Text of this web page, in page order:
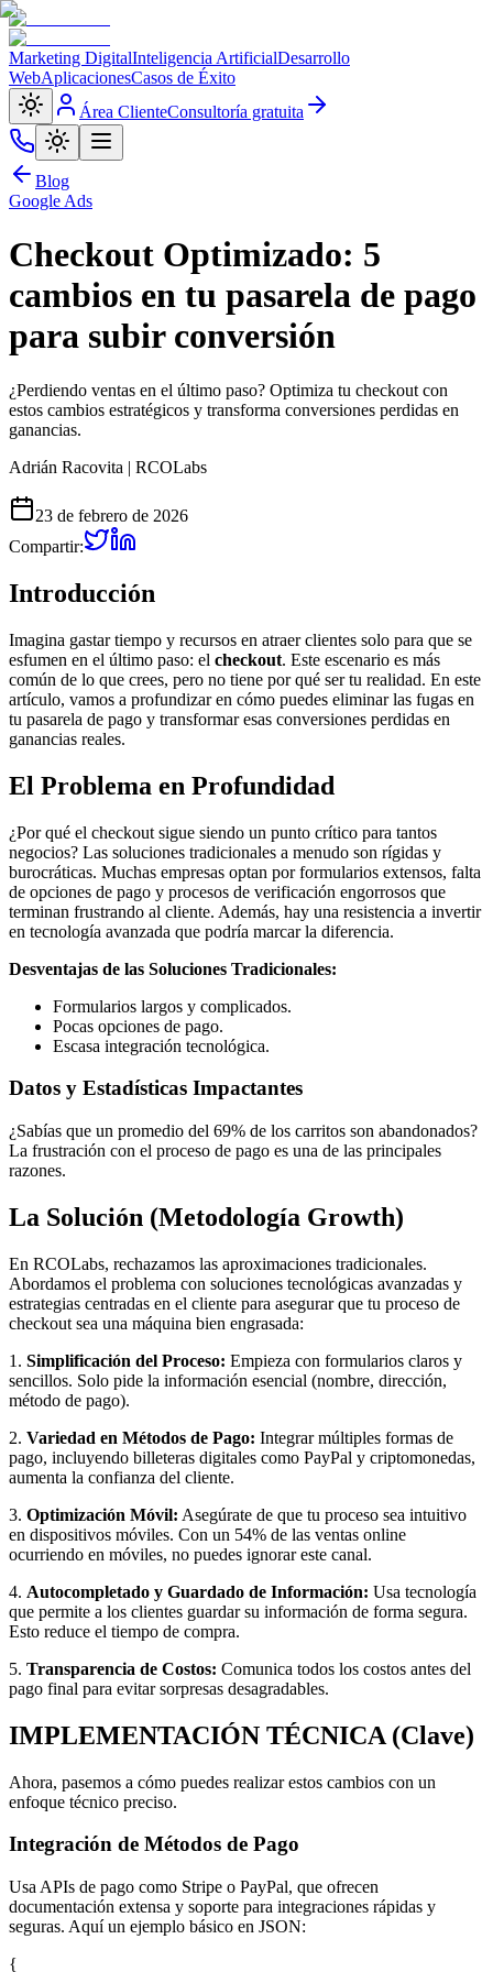
Marketing DigitalInteligencia ArtificialDesarrollo
WebAplicacionesCasos de Éxito
Área ClienteConsultoría gratuita
Blog
Google Ads
Checkout Optimizado: 5
cambios en tu pasarela de pago
para subir conversión
¿Perdiendo ventas en el último paso? Optimiza tu checkout con
estos cambios estratégicos y transforma conversiones perdidas en
ganancias.
Adrián Racovita | RCOLabs
23 de febrero de 2026
Compartir:
Introducción
Imagina gastar tiempo y recursos en atraer clientes solo para que se
esfumen en el último paso: el checkout. Este escenario es más
común de lo que crees, pero no tiene por qué ser tu realidad. En este
artículo, vamos a profundizar en cómo puedes eliminar las fugas en
tu pasarela de pago y transformar esas conversiones perdidas en
ganancias reales.
El Problema en Profundidad
¿Por qué el checkout sigue siendo un punto crítico para tantos
negocios? Las soluciones tradicionales a menudo son rígidas y
burocráticas. Muchas empresas optan por formularios extensos, falta
de opciones de pago y procesos de verificación engorrosos que
terminan frustrando al cliente. Además, hay una resistencia a invertir
en tecnología avanzada que podría marcar la diferencia.
Desventajas de las Soluciones Tradicionales:
Formularios largos y complicados.
Pocas opciones de pago.
Escasa integración tecnológica.
Datos y Estadísticas Impactantes
¿Sabías que un promedio del 69% de los carritos son abandonados?
La frustración con el proceso de pago es una de las principales
razones.
La Solución (Metodología Growth)
En RCOLabs, rechazamos las aproximaciones tradicionales.
Abordamos el problema con soluciones tecnológicas avanzadas y
estrategias centradas en el cliente para asegurar que tu proceso de
checkout sea una máquina bien engrasada:
1. Simplificación del Proceso: Empieza con formularios claros y
sencillos. Solo pide la información esencial (nombre, dirección,
método de pago).
2. Variedad en Métodos de Pago: Integrar múltiples formas de
pago, incluyendo billeteras digitales como PayPal y criptomonedas,
aumenta la confianza del cliente.
3. Optimización Móvil: Asegúrate de que tu proceso sea intuitivo
en dispositivos móviles. Con un 54% de las ventas online
ocurriendo en móviles, no puedes ignorar este canal.
4. Autocompletado y Guardado de Información: Usa tecnología
que permite a los clientes guardar su información de forma segura.
Esto reduce el tiempo de compra.
5. Transparencia de Costos: Comunica todos los costos antes del
pago final para evitar sorpresas desagradables.
IMPLEMENTACIÓN TÉCNICA (Clave)
Ahora, pasemos a cómo puedes realizar estos cambios con un
enfoque técnico preciso.
Integración de Métodos de Pago
Usa APIs de pago como Stripe o PayPal, que ofrecen
documentación extensa y soporte para integraciones rápidas y
seguras. Aquí un ejemplo básico en JSON:
{